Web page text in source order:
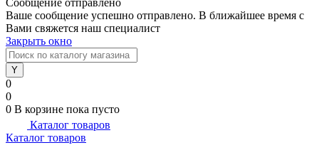
Сообщение отправлено
Ваше сообщение успешно отправлено. В ближайшее время с
Вами свяжется наш специалист
Закрыть окно
0
0
0 В корзине пока пусто
Каталог товаров
Каталог товаров